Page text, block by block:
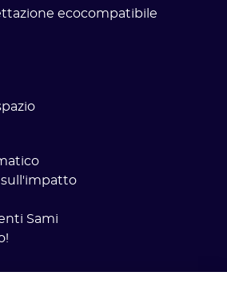
ecocompatibile
sull'impatto
Sami